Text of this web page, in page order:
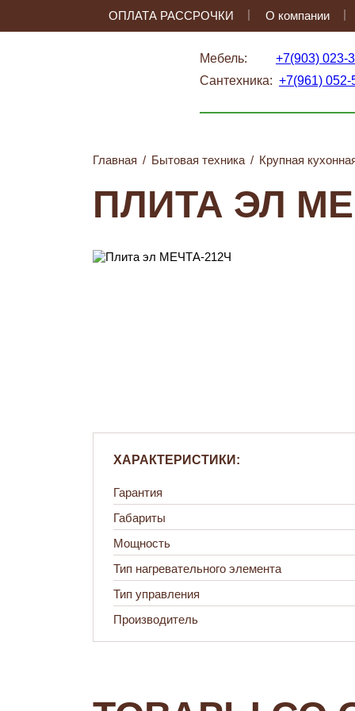
ОПЛАТА РАССРОЧКИ О компании
Мебель: +7(903) 023-
Сантехника: +7(961) 052-
Главная / Бытовая техника / Крупная
ПЛИТА ЭЛ
ХАРАКТЕРИСТИКИ:
Гарантия
Габариты
Мощность
Тип нагревательного элемента
Тип управления
Производитель